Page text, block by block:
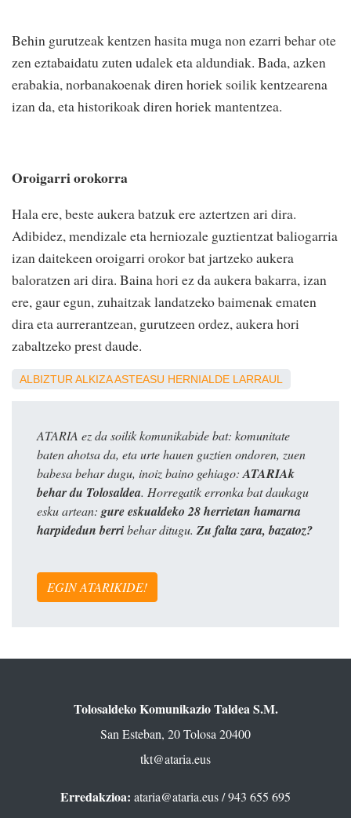
Behin gurutzeak kentzen hasita muga non ezarri behar ote
zen eztabaidatu zuten udalek eta aldundiak. Bada, azken
erabakia, norbanakoenak diren horiek soilik kentzearena
izan da, eta historikoak diren horiek mantentzea.
Oroigarri orokorra
Hala ere, beste aukera batzuk ere aztertzen ari dira.
Adibidez, mendizale eta herniozale guztientzat baliogarria
izan daitekeen oroigarri orokor bat jartzeko aukera
baloratzen ari dira. Baina hori ez da aukera bakarra, izan
ere, gaur egun, zuhaitzak landatzeko baimenak ematen
dira eta aurrerantzean, gurutzeen ordez, aukera hori
zabaltzeko prest daude.
ALBIZTURALKIZAASTEASU HERNIALDE LARRAUL
ATARIA ez da soilik komunikabide bat: komunitate
baten ahotsa da, eta urte hauen guztien ondoren, zuen
babesa behar dugu, inoiz baino gehiago:ATARIAk
behar du Tolosaldea. Horregatik erronka bat daukagu
esku artean: gure eskualdeko 28 herrietan hamarna
harpidedun berribehar ditugu. Zu falta zara, bazatoz?
EGIN ATARIKIDE!
Tolosaldeko Komunikazio Taldea S.M.
San Esteban, 20 Tolosa 20400
tkt@ataria.eus
Erredakzioa: ataria@ataria.eus/ 943 655 695